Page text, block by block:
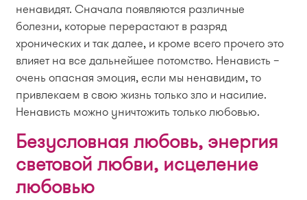
ненавидят. Сначала появляются различные
болезни, которые перерастают в разряд
хронических и так далее, и кроме всего прочего это
влияет на все дальнейшее потомство. Ненависть –
очень опасная эмоция, если мы ненавидим, то
привлекаем в свою жизнь только зло и насилие.
Ненависть можно уничтожить только любовью.
Безусловная любовь, энергия
световой любви, исцеление
любовью